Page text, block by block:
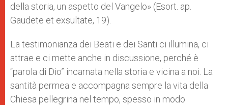
della storia, un aspetto del Vangelo» (Esort. ap.
Gaudete et exsultate, 19).
La testimonianza dei Beati e dei Santi ci illumina, ci
attrae e ci mette anche in discussione, perché è
“parola di Dio” incarnata nella storia e vicina a noi. La
santità permea e accompagna sempre la vita della
Chiesa pellegrina nel tempo, spesso in modo